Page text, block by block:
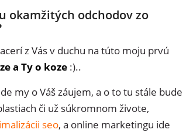
okamžitých odchodov zo
z Vás v duchu na túto moju prvú
a Ty o koze :)..
my o Váš záujem, a o to tu stále bude
či už súkromnom živote,
seo, a online marketingu ide